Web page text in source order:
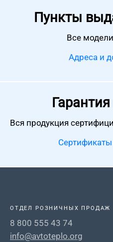
Пункты
Все
Адреса и
Вся продукция
ОТДЕЛ РОЗНИЧНЫХ ПРОДАЖ
8 800 555 43 74
info@avtoteplo.org